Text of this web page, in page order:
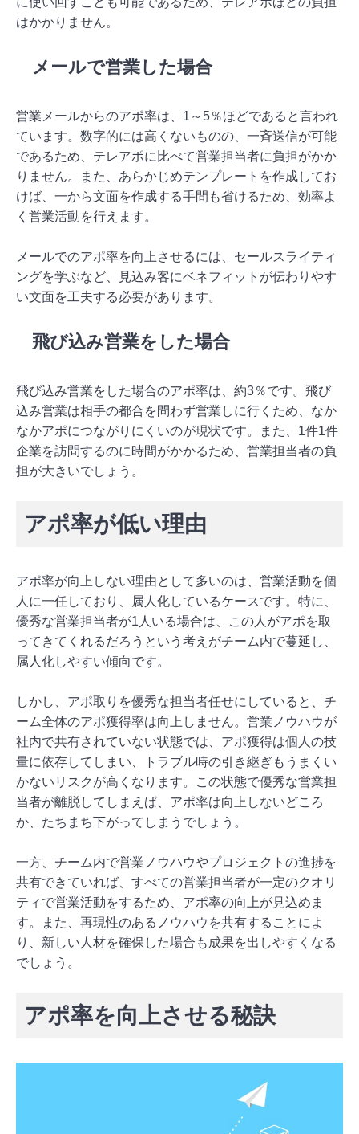
はかかりません。
メールで営業した場合
営業メールからのアポ率は、1～5％ほどであると言われ
ています。数字的には高くないものの、一斉送信が可能
であるため、テレアポに比べて営業担当者に負担がかか
りません。また、あらかじめテンプレートを作成してお
けば、一から文面を作成する手間も省けるため、効率よ
く営業活動を行えます。
メールでのアポ率を向上させるには、セールスライティ
ングを学ぶなど、見込み客にベネフィットが伝わりやす
い文面を工夫する必要があります。
飛び込み営業をした場合
飛び込み営業をした場合のアポ率は、約3％です。飛び
込み営業は相手の都合を問わず営業しに行くため、なか
なかアポにつながりにくいのが現状です。また、1件1件
企業を訪問するのに時間がかかるため、営業担当者の負
担が大きいでしょう。
アポ率が低い理由
アポ率が向上しない理由として多いのは、営業活動を個
人に一任しており、属人化しているケースです。特に、
優秀な営業担当者が1人いる場合は、この人がアポを取
ってきてくれるだろうという考えがチーム内で蔓延し、
属人化しやすい傾向です。
しかし、アポ取りを優秀な担当者任せにしていると、チ
ーム全体のアポ獲得率は向上しません。営業ノウハウが
社内で共有されていない状態では、アポ獲得は個人の技
量に依存してしまい、トラブル時の引き継ぎもうまくい
かないリスクが高くなります。この状態で優秀な営業担
当者が離脱してしまえば、アポ率は向上しないどころ
か、たちまち下がってしまうでしょう。
一方、チーム内で営業ノウハウやプロジェクトの進捗を
共有できていれば、すべての営業担当者が一定のクオリ
ティで営業活動をするため、アポ率の向上が見込めま
す。また、再現性のあるノウハウを共有することによ
り、新しい人材を確保した場合も成果を出しやすくなる
でしょう。
アポ率を向上させる秘訣